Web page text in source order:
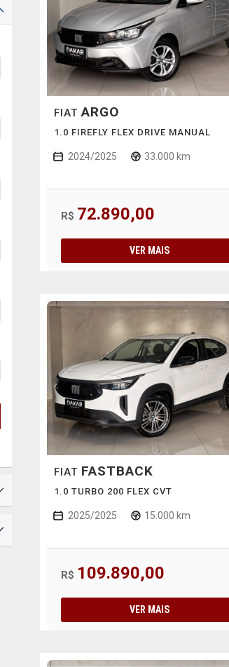
FIATARGO
1.0 FIREFLY FLEX DRIVE MANUAL
2024/2025 33.000 km
R$ 72.890,00
VER MAIS
FIAT FASTBACK
1.0 TURBO 200 FLEX CVT
2025/2025 15.000 km
R$ 109.890,00
VER MAIS